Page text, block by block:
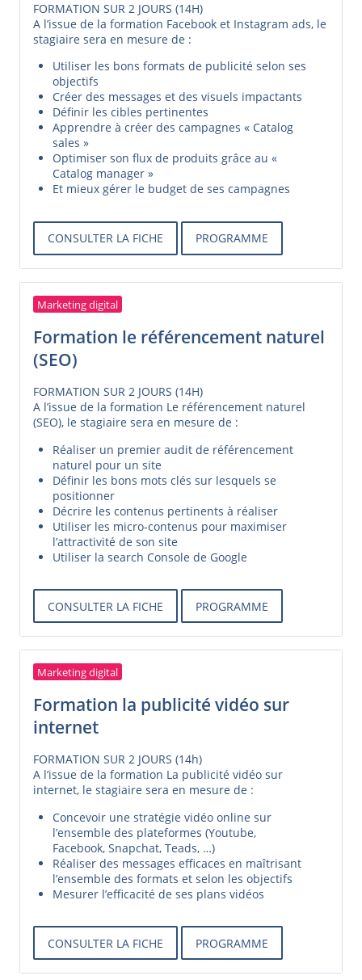
FORMATION SUR 2 JOURS (14H)
A l’issue de la formation Facebook et Instagram ads, le
stagiaire sera en mesure de :
Utiliser les bons formats de publicité selon ses
objectifs
Créer des messages et des visuels impactants
Définir les cibles pertinentes
Apprendre à créer des campagnes « Catalog
sales »
Optimiser son flux de produits grâce au «
Catalog manager »
Et mieux gérer le budget de ses campagnes
CONSULTER LA FICHE PROGRAMME
Marketing digital
Formation le référencement naturel
(SEO)
FORMATION SUR 2 JOURS (14H)
A l’issue de la formation Le référencement naturel
(SEO), le stagiaire sera en mesure de :
Réaliser un premier audit de référencement
naturel pour un site
Définir les bons mots clés sur lesquels se
positionner
Décrire les contenus pertinents à réaliser
Utiliser les micro-contenus pour maximiser
l’attractivité de son site
Utiliser la search Console de Google
CONSULTER LA FICHE PROGRAMME
Marketing digital
Formation la publicité vidéo sur
internet
FORMATION SUR 2 JOURS (14h)
A l’issue de la formation La publicité vidéo sur
internet, le stagiaire sera en mesure de :
Concevoir une stratégie vidéo online sur
l’ensemble des plateformes (Youtube,
Facebook, Snapchat, Teads, …)
Réaliser des messages efficaces en maîtrisant
l’ensemble des formats et selon les objectifs
Mesurer l’efficacité de ses plans vidéos
CONSULTER LA FICHE PROGRAMME